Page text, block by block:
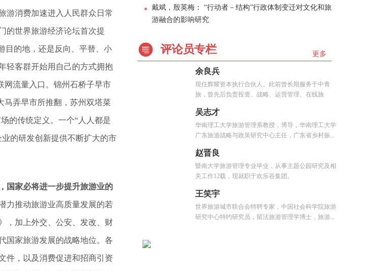
游消费加速进入人民群众日常
的世界旅游经济论坛首次提
目的地，还是反向、平替、小
轻客群开始用自己的方式拥抱
网流量入口。锦州石桥子早市
马弄早市所推翻，苏州双塔菜
的传统定义。一个“人人都是
的研发创新提供不断扩大的市
国家必将进一步提升旅游业的
力推动旅游业高质量发展的若
，加上外交、公安、发改、财
国家旅游发展的战略地位。各
件，以及消费促进和招商引资
戴斌，殷英梅： “行动者－结构”行政体制变迁对文化和旅
游融合的影响研究
更多
评论员专栏
余良兵
现任辉耀资本执行合伙人。此前曾长期服务于中青
旅，曾先后负责投资、战略、运营管理、在线旅
吴志才
华南理工大学旅游管理系教授，博导，华南理工大学
广东旅游战略与政策研究中心主任，广东省乡村振...
赵晋良
暨南大学旅游管理专业毕业，从事主题公园研究及相
关工作12载，现就职于欢乐谷集团。
王笑宇
世界旅游城市联合会特聘专家，中国社会科学院旅游
研究中心特约研究员，留法旅游管理学博士，旅游...